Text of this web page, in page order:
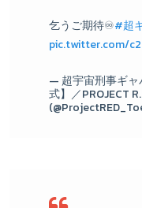
乞うご期待♾️#超
pic.twitter.com/
— 超宇宙刑事ギャ
式】／PROJECT